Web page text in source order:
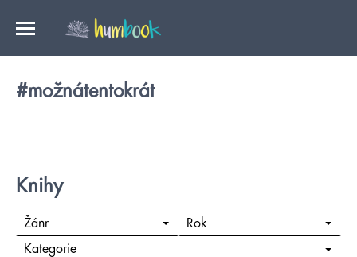
#možnátentokrát
Knihy
Žánr Rok
Kategorie